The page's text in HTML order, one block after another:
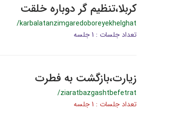
کربلا،تنظیم گر دوباره خلقت
/karbalatanzimgaredoboreyekhelghat
تعداد جلسات : 1 جلسه
زیارت،بازگشت به فطرت
/ziaratbazgashtbefetrat
تعداد جلسات : 1 جلسه